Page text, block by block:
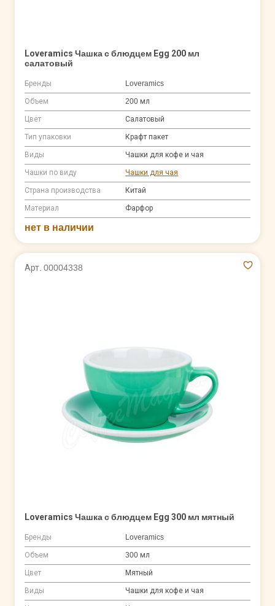
Loveramics Чашка с блюдцем Egg 200 мл
салатовый
Бренды Loveramics
Объем 200 мл
Цвет Салатовый
Тип упаковки Крафт пакет
Виды Чашки для кофе и чая
Чашки по виду Чашки для чая
Страна производства Китай
Материал Фарфор
нет в наличии
Арт. 00004338
Loveramics Чашка с блюдцем Egg 300 мл мятный
Бренды Loveramics
Объем 300 мл
Цвет Мятный
Виды Чашки для кофе и чая